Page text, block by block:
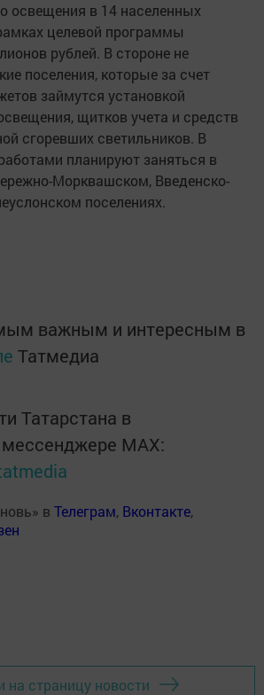
освещения в 14 населенных
целевой программы
рублей. В стороне не
поселения, которые за счет
займутся установкой
щитков учета и средств
сгоревших светильников. В
планируют заняться в
Морквашском, Введенско-
поселениях.
важным и интересным в
Татмедиа
Татарстана в
MАХ:
в Телеграм, Вконтакте,
на страницу новости